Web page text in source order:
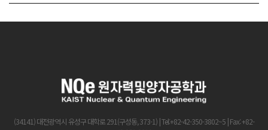
(34141) 대전광역시 유성구 대학로 291(구성동, 373-1) | Tel:+82-42-350-3802~5 | Fax: +82-